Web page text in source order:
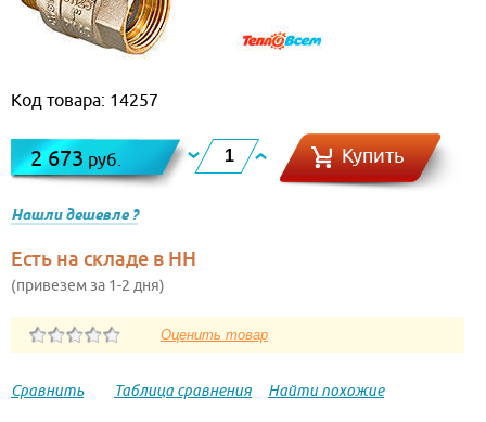
Код товара: 14257
2 673 руб. Купить
Нашли дешевле ?
Есть на складе в НН
(привезем за 1-2 дня)
Сравнить Таблица сравнения Найти похожие